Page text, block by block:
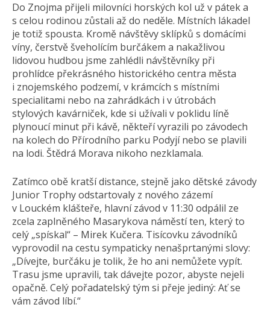
Do Znojma přijeli milovníci horských kol už v pátek a
s celou rodinou zůstali až do neděle. Místních lákadel
je totiž spousta. Kromě návštěvy sklípků s domácími
víny, čerstvě šveholícím burčákem a nakažlivou
lidovou hudbou jsme zahlédli návštěvníky při
prohlídce překrásného historického centra města
i znojemského podzemí, v krámcích s místními
specialitami nebo na zahrádkách i v útrobách
stylových kavárniček, kde si užívali v poklidu líně
plynoucí minut při kávě, někteří vyrazili po závodech
na kolech do Přírodního parku Podyjí nebo se plavili
na lodi. Štědrá Morava nikoho nezklamala.
Zatímco obě kratší distance, stejně jako dětské závody
Junior Trophy odstartovaly z nového zázemí
v Louckém klášteře, hlavní závod v 11:30 odpálil ze
zcela zaplněného Masarykova náměstí ten, který to
celý „spískal“ – Mirek Kučera. Tisícovku závodníků
vyprovodil na cestu sympaticky nenašprtanými slovy:
„Dívejte, burčáku je tolik, že ho ani nemůžete vypít.
Trasu jsme upravili, tak dávejte pozor, abyste nejeli
opačně. Celý pořadatelský tým si přeje jediný: Ať se
vám závod líbí.“